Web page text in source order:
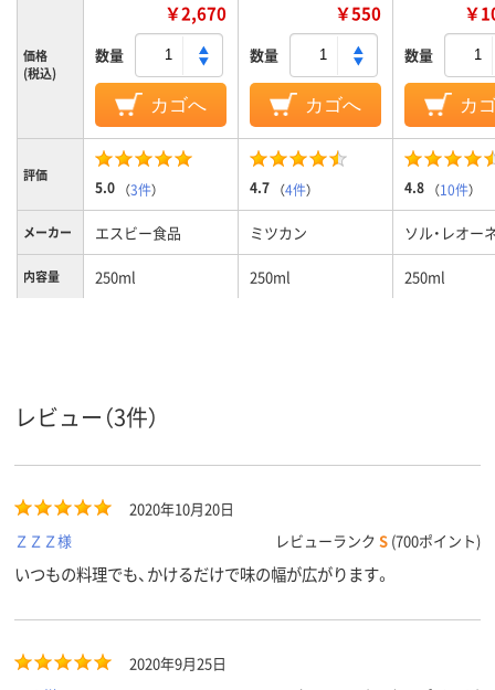
価格
(税込)
￥2,670
数量
カゴへ
￥550
数量
カゴへ
￥
数量
カ
評価
5.0 （3件） 4.7 （4件） 4.8 （10件）
メーカー エスビー食品 ミツカン ソル・レオー
内容量 250ml 250ml 250ml
レビュー（3件）
2020年10月20日
ＺＺＺ様
レビューランク S (700ポイント)
いつもの料理でも、かけるだけで味の幅が広がります。
2020年9月25日